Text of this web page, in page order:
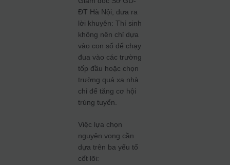
ĐT Hà Nội, đưa ra
lời khuyên: Thí sinh
không nên chỉ dựa
vào con số để chạy
đua vào các trường
tốp đầu hoặc chọn
trường quá xa nhà
chỉ để tăng cơ hội
trúng tuyển.
Việc lựa chọn
nguyện vọng cần
dựa trên ba yếu tố
cốt lõi: